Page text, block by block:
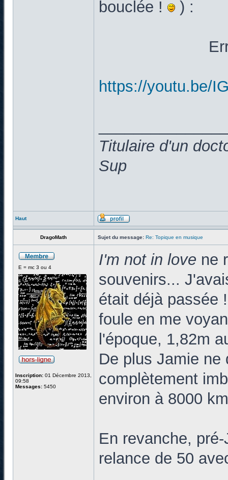
bouclée !
) :
https://youtu.be/
Titulaire d'un
Sup
Haut
DragoMath Sujet du message: Re: Topique en musique
E = mc 3 ou 4
Inscription: 01 Décembre 2013,
09:58
Messages: 5450
I'm not in love ne
souvenirs...
était déjà passée
foule en me
l'époque, 1,82m
De plus Jamie ne
complètement
environ à 8000
En revanche,
relance de 50